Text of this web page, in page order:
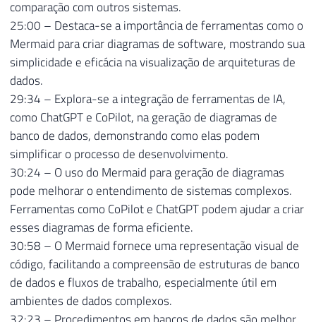
comparação com outros sistemas.
25:00 – Destaca-se a importância de ferramentas como o
Mermaid para criar diagramas de software, mostrando sua
simplicidade e eficácia na visualização de arquiteturas de
dados.
29:34 – Explora-se a integração de ferramentas de IA,
como ChatGPT e CoPilot, na geração de diagramas de
banco de dados, demonstrando como elas podem
simplificar o processo de desenvolvimento.
30:24 – O uso do Mermaid para geração de diagramas
pode melhorar o entendimento de sistemas complexos.
Ferramentas como CoPilot e ChatGPT podem ajudar a criar
esses diagramas de forma eficiente.
30:58 – O Mermaid fornece uma representação visual de
código, facilitando a compreensão de estruturas de banco
de dados e fluxos de trabalho, especialmente útil em
ambientes de dados complexos.